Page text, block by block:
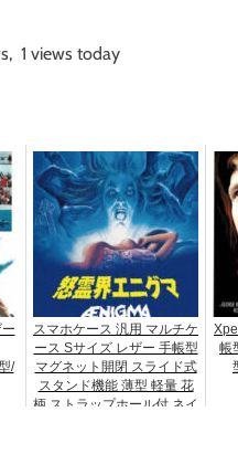
1 views today
/
スマホケース 汎用 マルチケ
ース Sサイズ レザー 手帳型
マグネット開閉 スライド式
スタンド機能 薄型 軽量 花
柄 ストラップホール付 ネイ
帳